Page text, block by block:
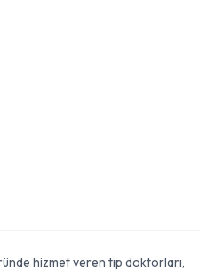
hizmet veren tıp doktorları,